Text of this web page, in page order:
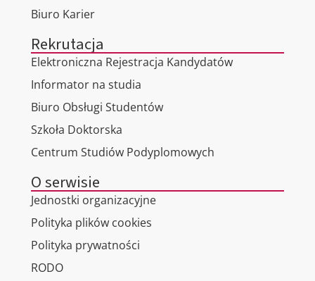
Biuro Karier
Rekrutacja
Elektroniczna Rejestracja Kandydatów
Informator na studia
Biuro Obsługi Studentów
Szkoła Doktorska
Centrum Studiów Podyplomowych
O serwisie
Jednostki organizacyjne
Polityka plików cookies
Polityka prywatności
RODO